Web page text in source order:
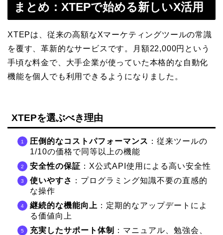
まとめ：XTEPで始める新しいX活用
XTEPは、従来の高額なXマーケティングツールの常識
を覆す、革新的なサービスです。月額22,000円という
手頃な料金で、大手企業が使っていた本格的な自動化
機能を個人でも利用できるようになりました。
XTEPを選ぶべき理由
圧倒的なコストパフォーマンス ：従来ツールの
1/10の価格で同等以上の機能
安全性の保証 ：X公式API使用による高い安全性
使いやすさ ：プログラミング知識不要の直感的
な操作
継続的な機能向上 ：定期的なアップデートによ
る価値向上
充実したサポート体制
：マニュアル、勉強会、